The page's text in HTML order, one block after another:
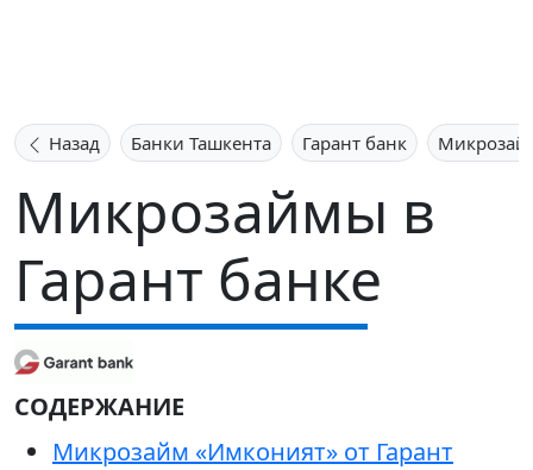
Назад Банки Ташкента Гарант банк
Микрозаймы в
Гарант банке
СОДЕРЖАНИЕ
Микрозайм «Имконият» от Гарант